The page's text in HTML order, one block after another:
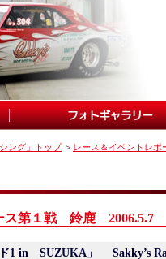
ング」トップ＞ レース＆イベントレポ
ス第１戦 鈴鹿 2006.5.7
1 in SUZUKA」 Sakky’s